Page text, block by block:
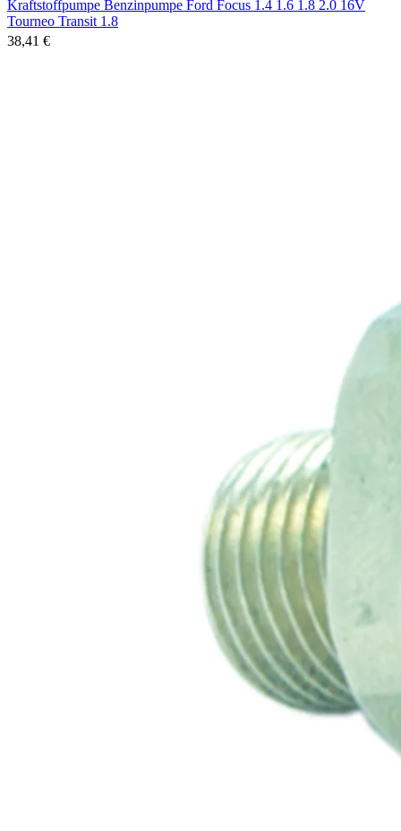
Kraftstoffpumpe Benzinpumpe Ford Focus 1.4 1.6 1.8 2.0 16V
Tourneo Transit 1.8
38,41 €